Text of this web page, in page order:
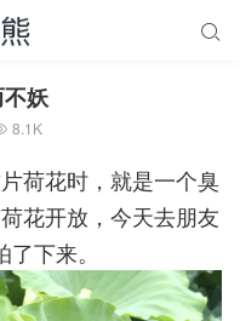

妖
8.1K
荷花时，就是一个臭
花开放，今天去朋友
下来。